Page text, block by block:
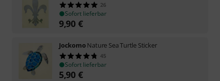
26
Sofort lieferbar
9,90 €
JockomoNature Sea Turtle Sticker
45
Sofort lieferbar
5,90 €